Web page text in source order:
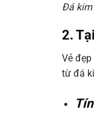
Đá kim
2.
Vẻ
từ đá